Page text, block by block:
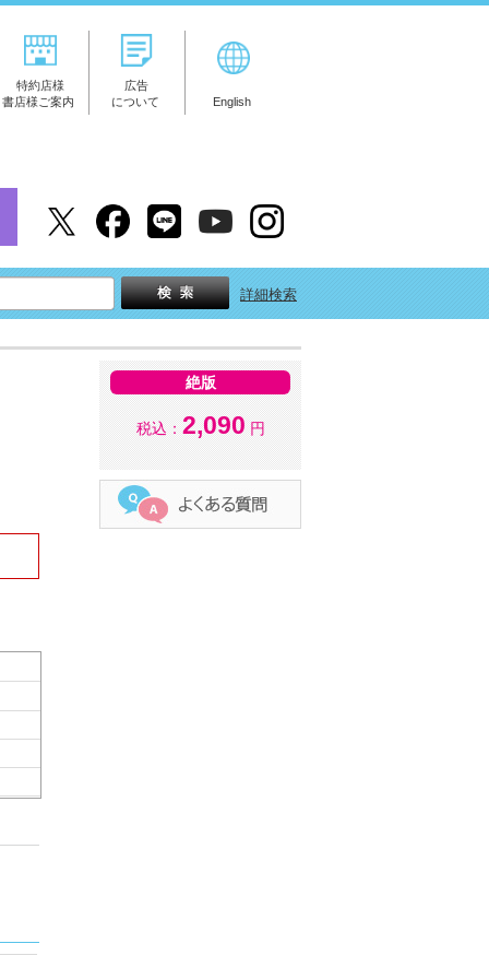
特約店様
書店様ご案内
広告
について
English
詳細検索
絶版
税込： 2,090 円